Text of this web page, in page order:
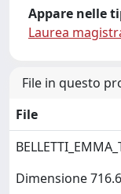
Appare nelle
Laurea
File in questo
File
Dimensione